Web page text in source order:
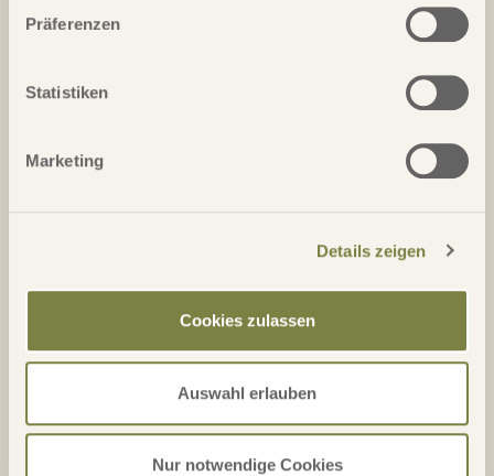
Präferenzen
Statistiken
Marketing
Details zeigen
Cookies zulassen
Auswahl erlauben
Nur notwendige Cookies
Email*
Anmerkung
3. Kontaktaufnahme